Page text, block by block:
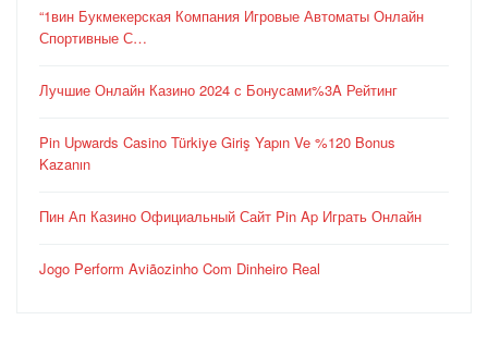
“1вин Букмекерская Компания Игровые Автоматы Онлайн
Спортивные С…
Лучшие Онлайн Казино 2024 с Бонусами%3A Рейтинг
Pin Upwards Casino Türkiye Giriş Yapın Ve %120 Bonus
Kazanın
Пин Ап Казино Официальный Сайт Pin Ap Играть Онлайн
Jogo Perform Aviãozinho Com Dinheiro Real